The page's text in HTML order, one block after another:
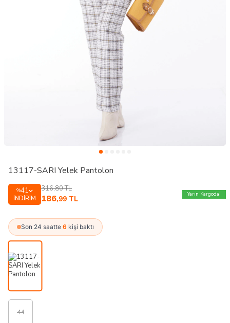
13117-SARI Yelek Pantolon
%41
İNDIRIM
316,80TL
186,99 TL
Yarın Kargoda!
Son 24 saatte 6 kişi baktı
44